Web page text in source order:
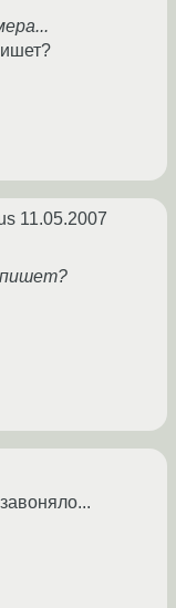
11.05.2007
пишет?